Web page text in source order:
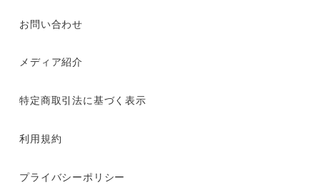
お問い合わせ
メディア紹介
特定商取引法に基づく表示
利用規約
プライバシーポリシー